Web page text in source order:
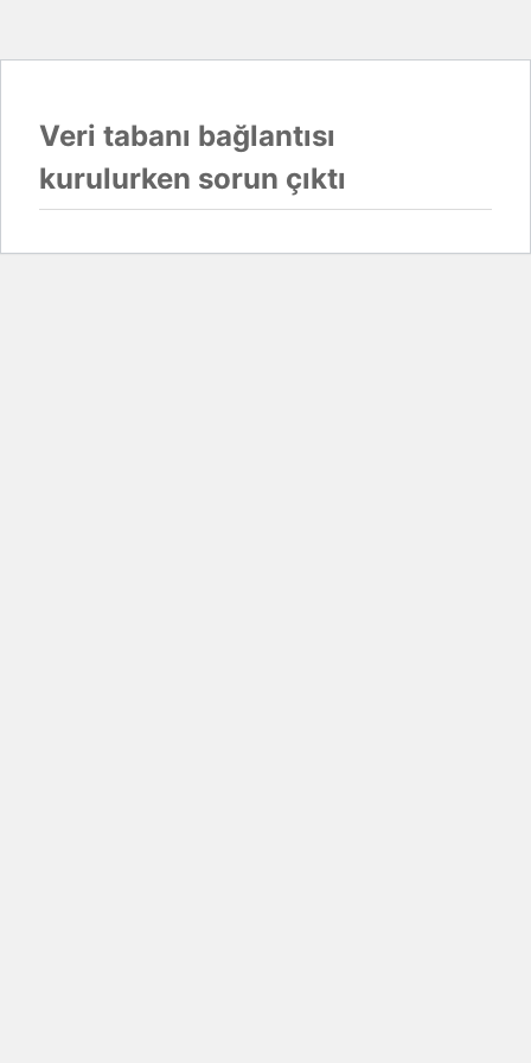
Veri tabanı bağlantısı
kurulurken sorun çıktı